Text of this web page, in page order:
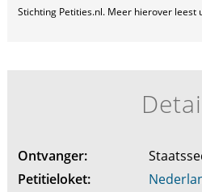
Stichting Petities.nl. Meer hierover leest
Ontvanger:
Petitieloket: